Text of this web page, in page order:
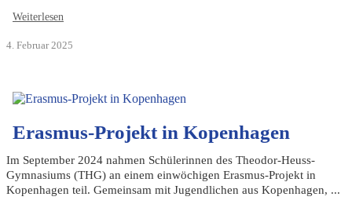
Weiterlesen
4. Februar 2025
Erasmus-Projekt in Kopenhagen
Im September 2024 nahmen Schülerinnen des Theodor-Heuss-
Gymnasiums (THG) an einem einwöchigen Erasmus-Projekt in
Kopenhagen teil. Gemeinsam mit Jugendlichen aus Kopenhagen, ...